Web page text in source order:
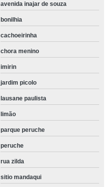
avenida inajar de souza
bonilhia
cachoeirinha
chora menino
imirin
jardim picolo
lausane paulista
limão
parque peruche
peruche
rua zilda
sitio mandaqui